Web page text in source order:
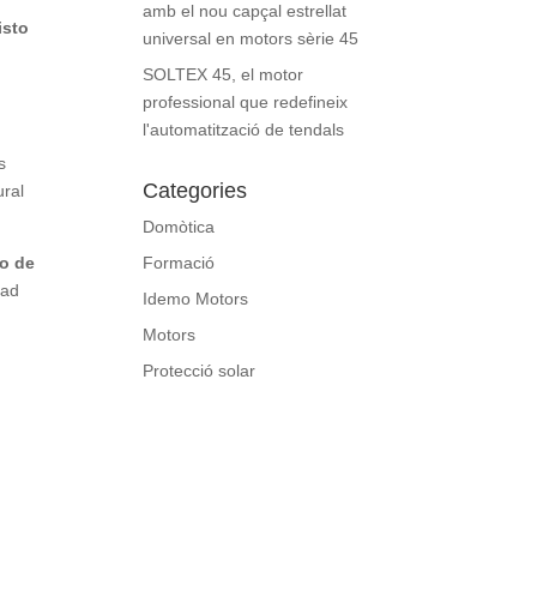
de
amb el nou capçal estrellat
universal en motors sèrie 45
SOLTEX 45, el motor
professional que redefineix
l'automatització de tendals
Categories
Domòtica
Formació
Idemo Motors
Motors
Protecció solar